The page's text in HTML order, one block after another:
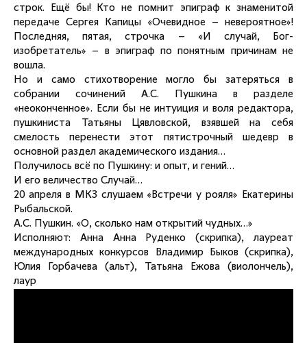
строк. Ещё бы! Кто не помнит эпиграф к знаменитой
передаче Сергея Капицы «Очевидное – невероятное»!
Последняя, пятая, строчка – «И случай, Бог-
изобретатель» – в эпиграф по понятным причинам не
вошла.
Но и само стихотворение могло бы затеряться в
собрании сочинений А.С. Пушкина в разделе
«неоконченное». Если бы не интуиция и воля редактора,
пушкиниста Татьяны Цявловской, взявшей на себя
смелость перенести этот пятистрочный шедевр в
основной раздел академического издания…
Получилось всё по Пушкину: и опыт, и гений…
И его величество Случай…
20 апреля в МКЗ слушаем «Встречи у рояля» Екатерины
Рыбальской.
А.С. Пушкин. «О, сколько нам открытий чудных…»
Исполняют: Анна Анна Руденко (скрипка), лауреат
международных конкурсов Владимир Быков (скрипка),
Юлия Горбачева (альт), Татьяна Ежова (виолончель),
лаур